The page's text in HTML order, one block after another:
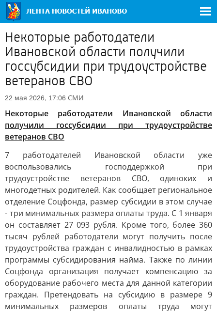
Некоторые работодатели
Ивановской области получили
госсубсидии при трудоустройстве
ветеранов СВО
22 мая 2026, 17:06 СМИ
Некоторые работодатели Ивановской области
получили госсубсидии при трудоустройстве
ветеранов СВО
7 работодателей Ивановской области уже
воспользовались господдержкой при
трудоустройстве ветеранов СВО, одиноких и
многодетных родителей. Как сообщает региональное
отделение Соцфонда, размер субсидии в этом случае
- три минимальных размера оплаты труда. С 1 января
он составляет 27 093 рубля. Кроме того, более 360
тысяч рублей работодатели могут получить после
трудоустройства граждан с инвалидностью в рамках
программы субсидирования найма. Также по линии
Соцфонда организация получает компенсацию за
оборудование рабочего места для данной категории
граждан. Претендовать на субсидию в размере 9
минимальных размеров оплаты труда могут